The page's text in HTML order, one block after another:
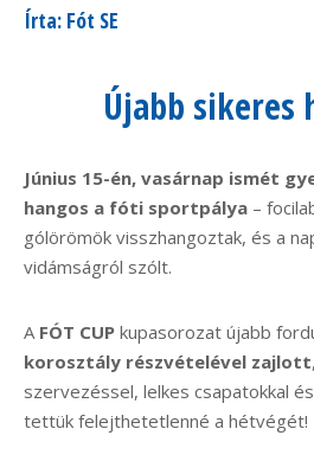
Írta: Fót SE
Újabb sikeres
Június 15-én, vasárnap ismét
hangos a fóti sportpálya –
gólörömök visszhangoztak, és a
vidámságról szólt.
A FÓT CUP kupasorozat újabb
korosztály részvételével zajlott
szervezéssel, lelkes csapatokkal
tettük felejthetetlenné a hétvégét!